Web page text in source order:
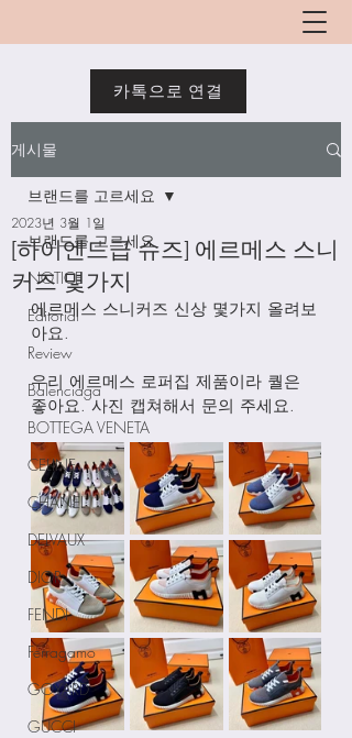
카톡으로 연결
게시물
브랜드를 고르세요
NOTICE
Editorial
Review
Balenciaga
BOTTEGA VENETA
CELINE
CHANEL
DELVAUX
DIOR
FENDI
Ferragamo
GOYARD
GUCCI
브랜드를 고르세요
[하이엔드급 슈즈] 에르메스 스니
커즈 몇가지
2023년 3월 1일
에르메스 스니커즈 신상 몇가지 올려보
아요.
우리 에르메스 로퍼집 제품이라 퀄은
좋아요. 사진 캡쳐해서 문의 주세요.